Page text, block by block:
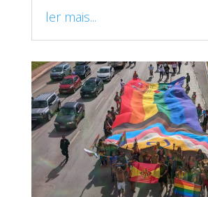
ler mais...